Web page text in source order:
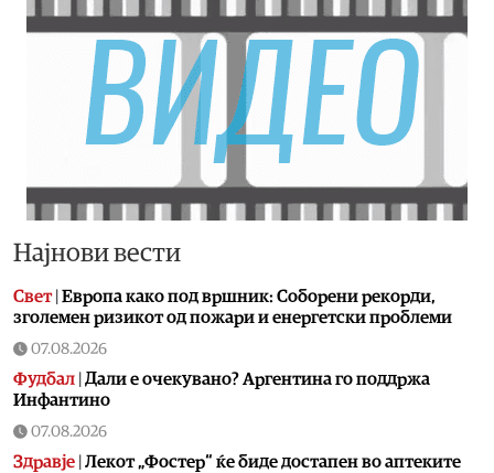
Најнови вести
Свет| Европа како под вршник: Соборени рекорди,
зголемен ризикот од пожари и енергетски проблеми
07.08.2026
Фудбал Дали е очекувано? Аргентина го поддржа
Инфантино
07.08.2026
Здравје Лекот „Фостер“ ќе биде достапен во аптеките